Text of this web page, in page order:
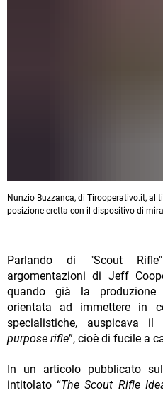
Nunzio Buzzanca, di Tirooperativo.it, al
posizione eretta con il dispositivo di
Parlando di "Scout
argomentazioni di Jeff
quando già la produzione
orientata ad immettere in
specialistiche, auspicava
purpose rifle”, cioè di fucile a
In un articolo pubblicato
intitolato “The Scout Rifle